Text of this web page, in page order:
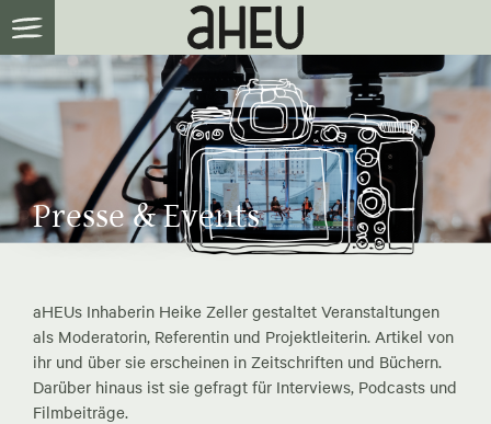
Presse & Events
aHEUs Inhaberin Heike Zeller gestaltet Veranstaltungen
als Moderatorin, Referentin und Projektleiterin. Artikel von
ihr und über sie erscheinen in Zeitschriften und Büchern.
Darüber hinaus ist sie gefragt für Interviews, Podcasts und
Filmbeiträge.